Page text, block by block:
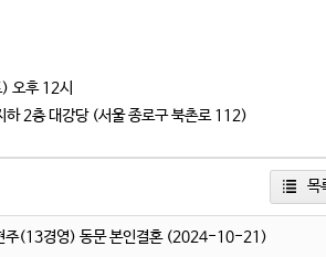
오후 12시
하 2층 대강당 (서울 종로구 북촌로 112)
목
주(13경영) 동문 본인결혼(2024-10-21)